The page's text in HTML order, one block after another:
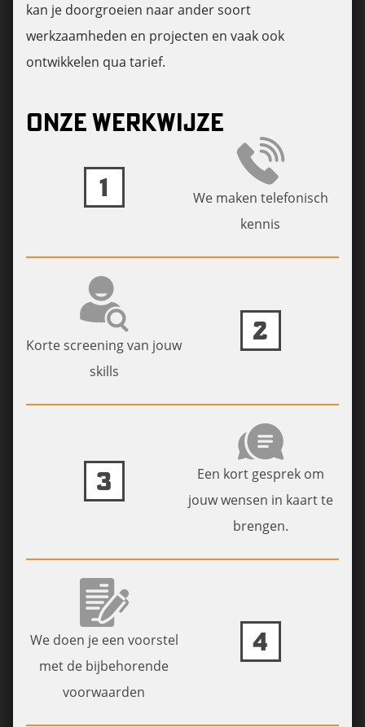
kan je doorgroeien naar ander soort
werkzaamheden en projecten en vaak ook
ontwikkelen qua tarief.
ONZE WERKWIJZE
1
We maken telefonisch
kennis
Korte screening van jouw
skills
2
3
Een kort gesprek om
jouw wensen in kaart te
brengen.
We doen je een voorstel
met de bijbehorende
voorwaarden
4